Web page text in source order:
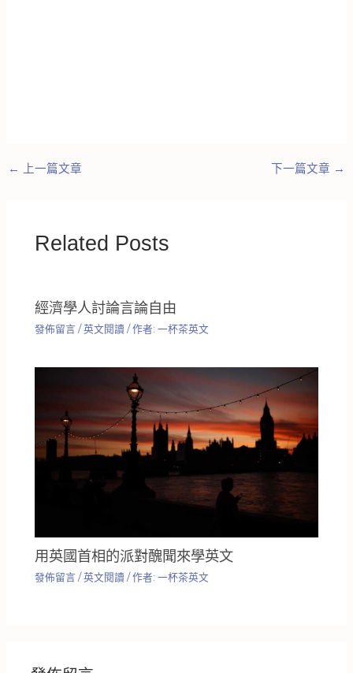
← 上一篇文章 下一篇文章 →
Related Posts
經濟學人討論言論自由
發佈留言 /英文閱讀 / 作者:一杯茶英文
用英國首相的派對醜聞來學英文
發佈留言 /英文閱讀 / 作者:一杯茶英文